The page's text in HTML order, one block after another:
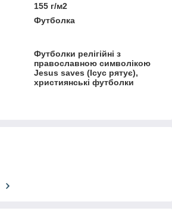
155 г/м2
Футболка
Футболки релігійні з
православною символікою
Jesus saves (Ісус рятує),
християнські футболки